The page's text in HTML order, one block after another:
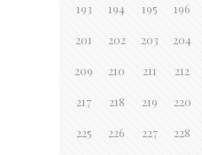
193 194 195 196
201 202 203 204
209 210 211 212
217 218 219 220
225 226 227 228